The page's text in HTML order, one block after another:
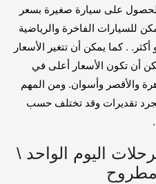
على سيارة صغيرة بسعر
يمكن للسيارات الفاخرة والرياضية
اليوم أو أكثر. . كما يمكن أن تتغير الأسعار
أن تكون الأسعار أعلى في
والأقصر وأسوان. ومن المهم
تقديرات وقد تختلف حسب
راكب لرحلات اليوم الواحد \
مطروح